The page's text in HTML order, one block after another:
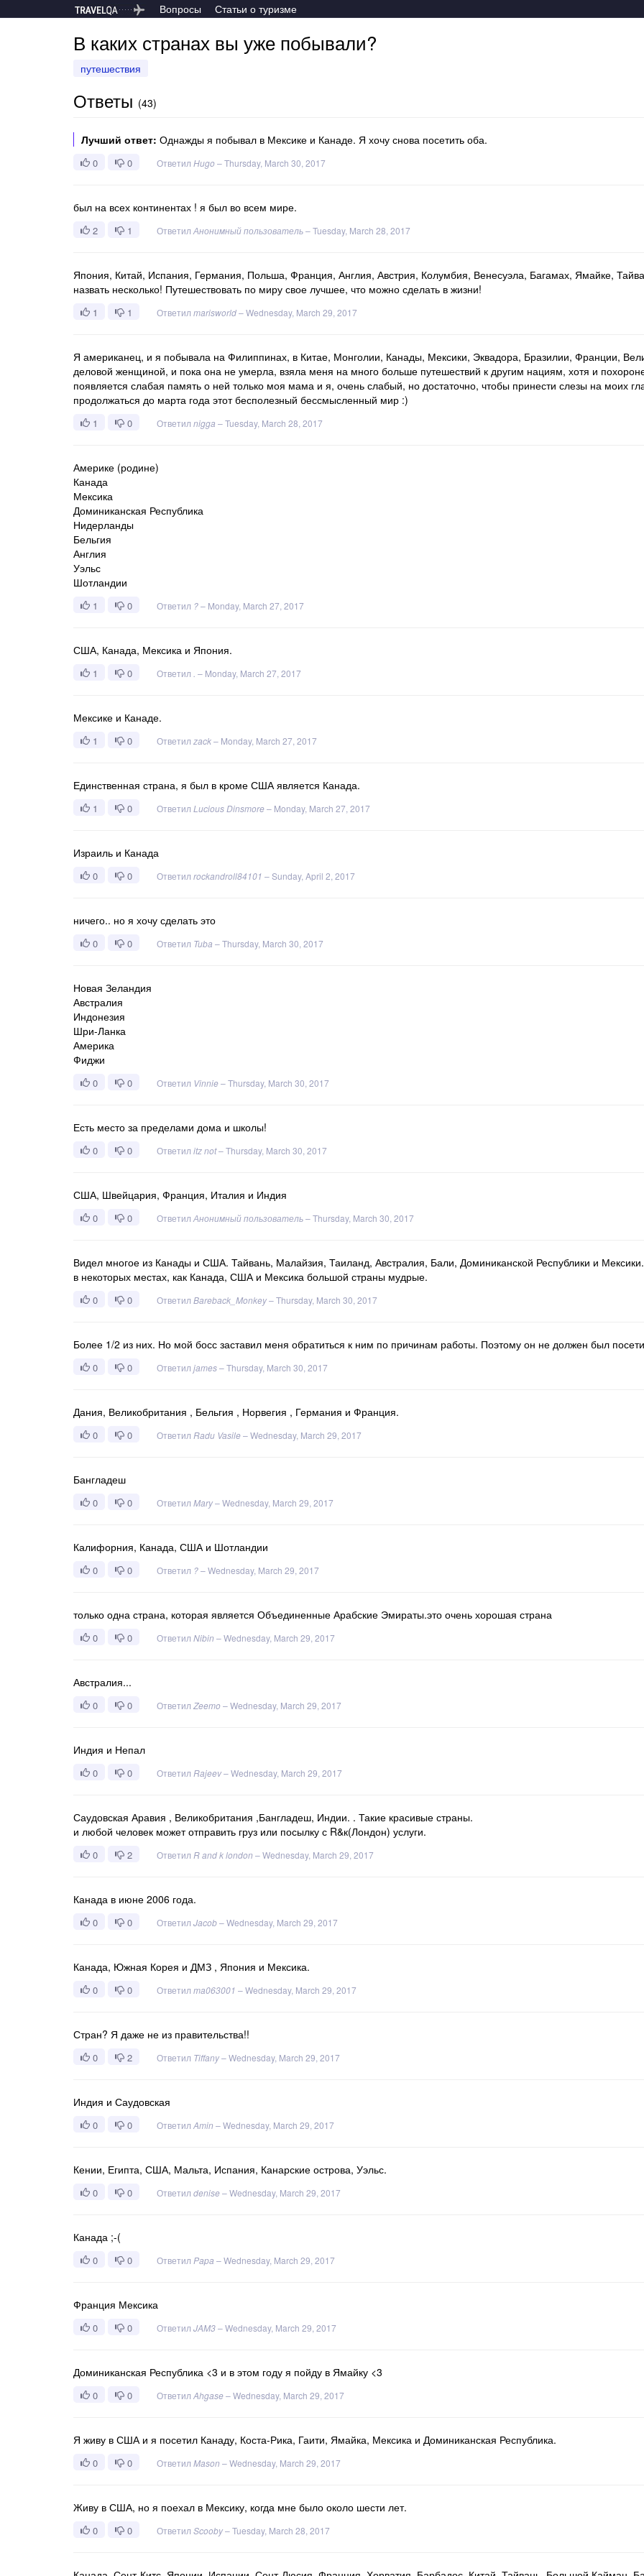
Вопросы Статьи о туризме
В каких странах вы уже побывали?
путешествия
Ответы (43)
Лучший ответ: Однажды я побывал в Мексике и Канаде. Я хочу снова посетить оба.
0 0 Ответил Hugo–Thursday, March 30, 2017
был на всех континентах ! я был во всем мире.
2 1 Ответил Анонимный пользователь–Tuesday, March 28, 2017
Япония, Китай, Испания, Германия, Польша, Франция, Англия, Австрия, Колумбия, Венесуэла, Багамах, Ямайке,
назвать несколько! Путешествовать по миру свое лучшее, что можно сделать в жизни!
1 1 Ответил marisworld–Wednesday, March 29, 2017
Я американец, и я побывала на Филиппинах, в Китае, Монголии, Канады, Мексики, Эквадора, Бразилии, Франции,
деловой женщиной, и пока она не умерла, взяла меня на много больше путешествий к другим нациям, хотя и
появляется слабая память о ней только моя мама и я, очень слабый, но достаточно, чтобы принести слезы на моих
продолжаться до марта года этот бесполезный бессмысленный мир :)
1 0 Ответил nigga –Tuesday, March 28, 2017
Америке (родине)
Канада
Мексика
Доминиканская Республика
Нидерланды
Бельгия
Англия
Уэльс
Шотландии
1 0 Ответил ?– Monday, March 27, 2017
США, Канада, Мексика и Япония.
1 0 Ответил – Monday, March 27, 2017
Мексике и Канаде.
1 0 Ответил zack– Monday, March 27, 2017
Единственная страна, я был в кроме США является Канада.
1 0 Ответил Lucious Dinsmore– Monday, March 27, 2017
Израиль и Канада
0 0 Ответил rockandroll84101 –Sunday, April 2, 2017
ничего.. но я хочу сделать это
0 0 Ответил Tuba –Thursday, March 30, 2017
Новая Зеландия
Австралия
Индонезия
Шри-Ланка
Америка
Фиджи
0 0 Ответил Vinnie–Thursday, March 30, 2017
Есть место за пределами дома и школы!
0 0 Ответил itz not–Thursday, March 30, 2017
США, Швейцария, Франция, Италия и Индия
0 0 Ответил Анонимный пользователь–Thursday, March 30, 2017
Видел многое из Канады и США. Тайвань, Малайзия, Таиланд, Австралия, Бали, Доминиканской Республики и
в некоторых местах, как Канада, США и Мексика большой страны мудрые.
0 0 Ответил Bareback_Monkey–Thursday, March 30, 2017
Более 1/2 из них. Но мой босс заставил меня обратиться к ним по причинам работы. Поэтому он не должен был
0 0 Ответил james–Thursday, March 30, 2017
Дания, Великобритания , Бельгия , Норвегия , Германия и Франция.
0 0 Ответил Radu Vasile–Wednesday, March 29, 2017
Бангладеш
0 0 Ответил Mary–Wednesday, March 29, 2017
Калифорния, Канада, США и Шотландии
0 0 Ответил ?–Wednesday, March 29, 2017
только одна страна, которая является Объединенные Арабские Эмираты.это очень хорошая страна
0 0 Ответил Nibin –Wednesday, March 29, 2017
Австралия...
0 0 Ответил Zeemo–Wednesday, March 29, 2017
Индия и Непал
0 0 Ответил Rajeev–Wednesday, March 29, 2017
Саудовская Аравия , Великобритания ,Бангладеш, Индии. . Такие красивые страны.
и любой человек может отправить груз или посылку с R&к(Лондон) услуги.
0 2 Ответил R and k london –Wednesday, March 29, 2017
Канада в июне 2006 года.
0 0 Ответил Jacob–Wednesday, March 29, 2017
Канада, Южная Корея и ДМЗ , Япония и Мексика.
0 0 Ответил ma063001 –Wednesday, March 29, 2017
Стран? Я даже не из правительства!!
0 2 Ответил Tiffany–Wednesday, March 29, 2017
Индия и Саудовская
0 0 Ответил Amin –Wednesday, March 29, 2017
Кении, Египта, США, Мальта, Испания, Канарские острова, Уэльс.
0 0 Ответил denise–Wednesday, March 29, 2017
Канада ;-(
0 0 Ответил Papa –Wednesday, March 29, 2017
Франция Мексика
0 0 Ответил JAM3–Wednesday, March 29, 2017
Доминиканская Республика <3 и в этом году я пойду в Ямайку <3
0 0 Ответил Ahgase–Wednesday, March 29, 2017
Я живу в США и я посетил Канаду, Коста-Рика, Гаити, Ямайка, Мексика и Доминиканская Республика.
0 0 Ответил Mason –Wednesday, March 29, 2017
Живу в США, но я поехал в Мексику, когда мне было около шести лет.
0 0 Ответил Scooby–Tuesday, March 28, 2017